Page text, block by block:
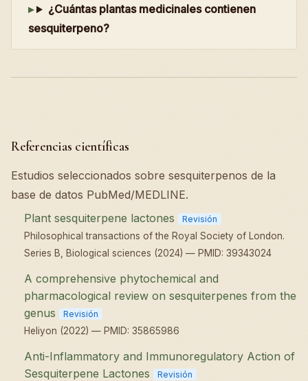
¿Cuántas plantas medicinales contienen
sesquiterpeno?
Referencias científicas
Estudios seleccionados sobre sesquiterpenos de la
base de datos PubMed/MEDLINE.
Plant sesquiterpene lactones
Revisión
Philosophical transactions of the Royal Society of London.
Series B, Biological sciences (2024) — PMID: 39343024
A comprehensive phytochemical and
pharmacological review on sesquiterpenes from the
genus Revisión
Heliyon (2022) — PMID: 35865986
Anti-Inflammatory and Immunoregulatory Action of
Sesquiterpene Lactones
Revisión